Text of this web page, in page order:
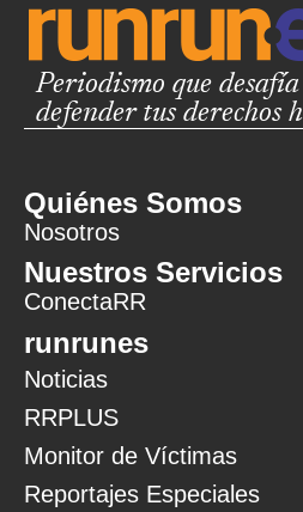
Periodismo que
defender tus derechos
Quiénes Somos
Nosotros
Nuestros Servicios
ConectaRR
runrunes
Noticias
RRPLUS
Monitor de Víctimas
Reportajes Especiales